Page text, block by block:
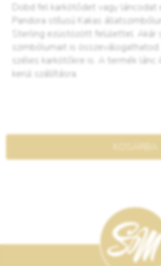
Dobd fel karkötődet vagy láncodat
Pandora stílusú Kakas
Sterling ezüstözött felülettel. Akár
szimbólumait is
széles karkötőkre is. A termék
kerül szállításra.